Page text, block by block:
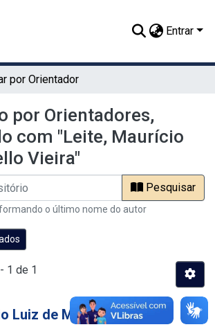
Entrar
por Orientador
por Orientadores,
com "Leite, Maurício
Vieira"
Pesquisar
o último nome do autor
1 de 1
Luiz de Mello Vieira